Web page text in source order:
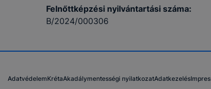
Felnőttképzési nyilvántartási száma:
B/2024/000306
AdatvédelemKrétaAkadálymentességi nyilatkozatAdatkezelés